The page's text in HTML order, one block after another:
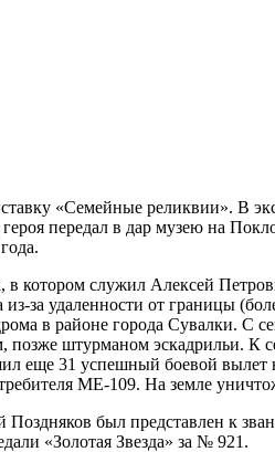
«Семейные реликвии». В
передал в дар музею на
котором служил Алексей
за удаленности от границы
в районе города Сувалки. С
позже штурманом эскадрильи.
еще 31 успешный боевой
МЕ-109. На земле
Поздняков был представлен к
«Золотая Звезда» за № 921.